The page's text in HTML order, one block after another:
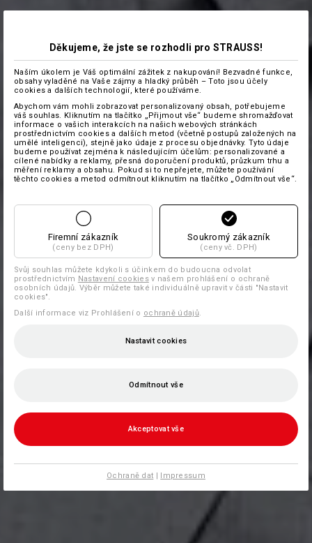
Děkujeme, že jste se rozhodli pro STRAUSS!
Naším úkolem je Váš optimální zážitek z nakupování! Bezvadné funkce,
obsahy vyladěné na Vaše zájmy a hladký průběh – Toto jsou účely
cookies a dalších technologií, které používáme.
Abychom vám mohli zobrazovat personalizovaný obsah, potřebujeme
váš souhlas. Kliknutím na tlačítko „Přijmout vše“ budeme shromažďovat
informace o vašich interakcích na našich webových stránkách
prostřednictvím cookies a dalších metod (včetně postupů založených na
umělé inteligenci), stejně jako údaje z procesu objednávky. Tyto údaje
budeme používat zejména k následujícím účelům: personalizované a
cílené nabídky a reklamy, přesná doporučení produktů, průzkum trhu a
měření reklamy a obsahu. Pokud si to nepřejete, můžete používání
těchto cookies a metod odmítnout kliknutím na tlačítko „Odmítnout vše“.
Firemní zákazník
(ceny bez DPH)
Soukromý zákazník
(ceny vč. DPH)
Svůj souhlas můžete kdykoli s účinkem do budoucna odvolat
prostřednictvím Nastavení cookiesv našem prohlášení o ochraně
osobních údajů. Výběr můžete také individuálně upravit v části "Nastavit
cookies".
Další informace viz Prohlášení o ochraně údajů.
Nastavit cookies
Odmítnout vše
Akceptovat vše
Ochraně dat | Impressum